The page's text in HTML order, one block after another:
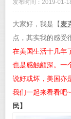
发布时间：2019-01-
大家好，我是【麦
点，其实我的感受
在美国生活十几年
也是感触颇深。一
说好或坏，美国亦
我们一起来看看吧
民】